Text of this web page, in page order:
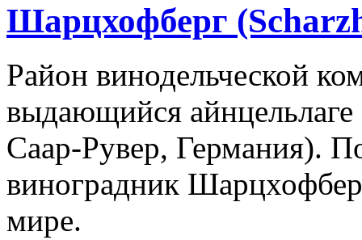
Шарцхофберг
Район винодельческой
выдающийся
Саар-Рувер, Германия).
виноградник
мире.